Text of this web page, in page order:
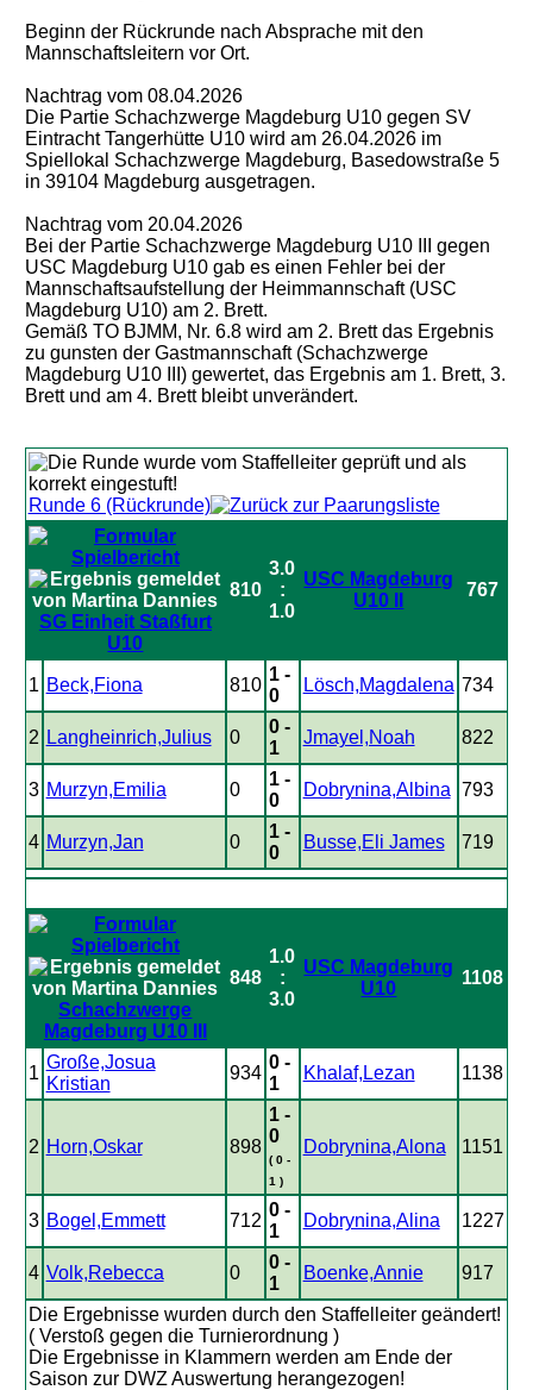
Beginn der Rückrunde nach Absprache mit den
Mannschaftsleitern vor Ort.
Nachtrag vom 08.04.2026
Die Partie Schachzwerge Magdeburg U10 gegen SV
Eintracht Tangerhütte U10 wird am 26.04.2026 im
Spiellokal Schachzwerge Magdeburg, Basedowstraße 5
in 39104 Magdeburg ausgetragen.
Nachtrag vom 20.04.2026
Bei der Partie Schachzwerge Magdeburg U10 III gegen
USC Magdeburg U10 gab es einen Fehler bei der
Mannschaftsaufstellung der Heimmannschaft (USC
Magdeburg U10) am 2. Brett.
Gemäß TO BJMM, Nr. 6.8 wird am 2. Brett das Ergebnis
zu gunsten der Gastmannschaft (Schachzwerge
Magdeburg U10 III) gewertet, das Ergebnis am 1. Brett, 3.
Brett und am 4. Brett bleibt unverändert.
Runde 6 (Rückrunde)
SG Einheit Staßfurt
U10
810
3.0
:
1.0
USC Magdeburg
U10 II
767
1 Beck,Fiona 810
1 -
0
Lösch,Magdalena 734
2 Langheinrich,Julius 0
0 -
1
Jmayel,Noah 822
3 Murzyn,Emilia 0
1 -
0
Dobrynina,Albina 793
4 Murzyn,Jan 0
1 -
0
Busse,Eli James 719
Schachzwerge
Magdeburg U10 III
848
1.0
:
3.0
USC Magdeburg
U10
1108
1
Große,Josua
Kristian
934
0 -
1
Khalaf,Lezan 1138
2 Horn,Oskar 898
1 -
0
( 0 -
1 )
Dobrynina,Alona 1151
3 Bogel,Emmett 712
0 -
1
Dobrynina,Alina 1227
4 Volk,Rebecca 0
0 -
1
Boenke,Annie 917
Die Ergebnisse wurden durch den Staffelleiter geändert!
( Verstoß gegen die Turnierordnung )
Die Ergebnisse in Klammern werden am Ende der
Saison zur DWZ Auswertung herangezogen!